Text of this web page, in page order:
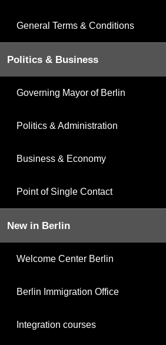
General Terms & Conditions
Politics & Business
Governing Mayor of Berlin
Politics & Administration
Business & Economy
Point of Single Contact
New in Berlin
Welcome Center Berlin
Berlin Immigration Office
Integration courses